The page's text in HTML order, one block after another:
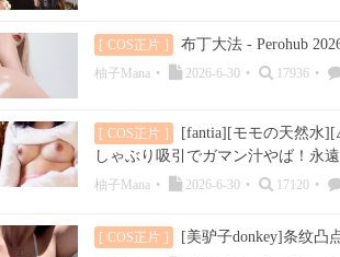
[ COS正片 ] 布丁大法 - Perohub
柚子Mana • 2026-6-30 • 17936 •
[ COS正片 ]
[fantia][モモの天然水
しゃぶり吸引でガマン汁やば！永
柚子Mana • 2026-6-30 • 17120 •
[ COS正片 ] [美驴子donkey]条纹凸